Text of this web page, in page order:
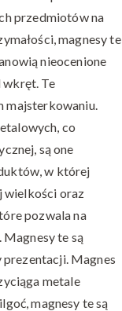
przedmiotów na
magnesy te
nieocenione
wkręt. Te
majsterkowaniu.
co
są one
w której
wielkości oraz
pozwala na
te są
Magnes
metale
magnesy te są